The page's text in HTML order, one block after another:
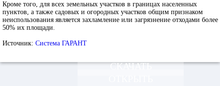
Кроме того, для всех земельных участков в границах населенных
пунктов, а также садовых и огородных участков общим признаком
неиспользования является захламление или загрязнение отходами более
50% их площади.
Источник: Система ГАРАНТ
СКАЧАТЬ